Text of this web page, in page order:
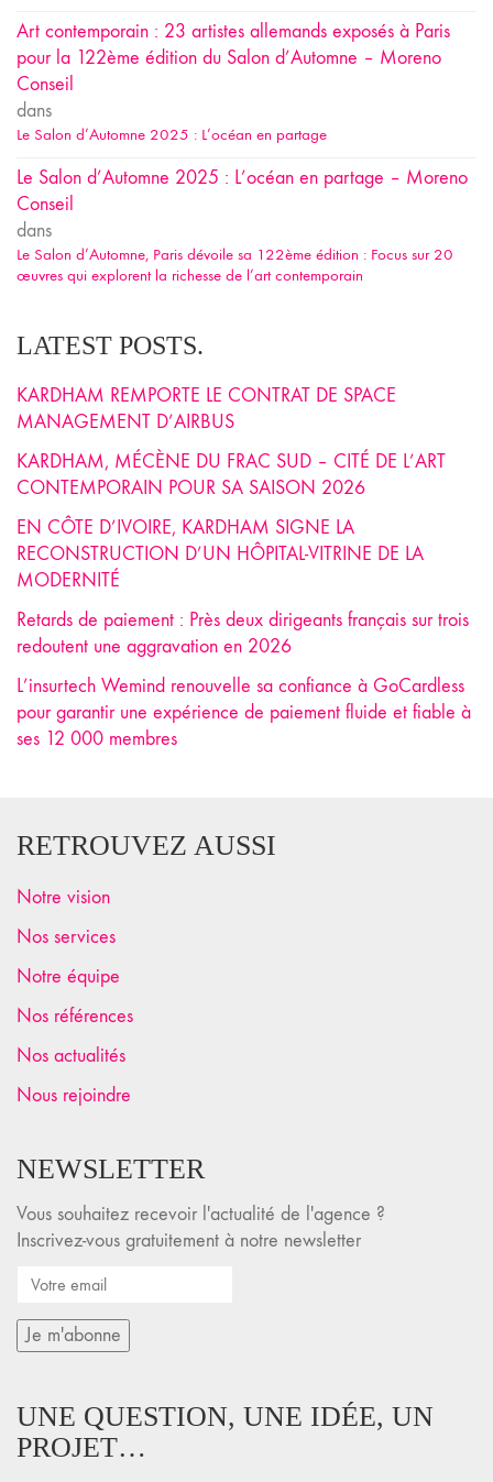
Art contemporain : 23 artistes allemands exposés à Paris
pour la 122ème édition du Salon d’Automne – Moreno
Conseil
dans
Le Salon d’Automne 2025 : L’océan en partage
Le Salon d’Automne 2025 : L’océan en partage – Moreno
Conseil
dans
Le Salon d’Automne, Paris dévoile sa 122ème édition : Focus sur 20
œuvres qui explorent la richesse de l’art contemporain
LATEST POSTS.
KARDHAM REMPORTE LE CONTRAT DE SPACE
MANAGEMENT D’AIRBUS
KARDHAM, MÉCÈNE DU FRAC SUD – CITÉ DE L’ART
CONTEMPORAIN POUR SA SAISON 2026
EN CÔTE D’IVOIRE, KARDHAM SIGNE LA
RECONSTRUCTION D’UN HÔPITAL-VITRINE DE LA
MODERNITÉ
Retards de paiement : Près deux dirigeants français sur trois
redoutent une aggravation en 2026
L’insurtech Wemind renouvelle sa confiance à GoCardless
pour garantir une expérience de paiement fluide et fiable à
ses 12 000 membres
RETROUVEZ AUSSI
Notre vision
Nos services
Notre équipe
Nos références
Nos actualités
Nous rejoindre
NEWSLETTER
Vous souhaitez recevoir l'actualité de l'agence ?
Inscrivez-vous gratuitement à notre newsletter
UNE QUESTION, UNE IDÉE, UN
PROJET…